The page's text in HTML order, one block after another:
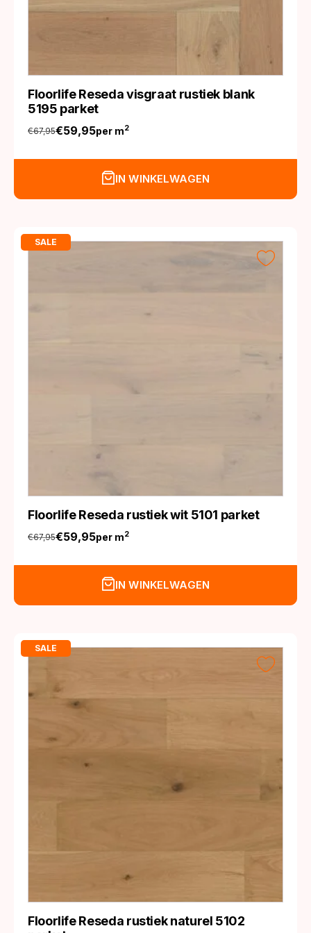
Floorlife Reseda visgraat rustiek blank
5195 parket
€67,95
Oorspronkelijke
prijs
€59,95
Huidige
prijs
per m2
IN WINKELWAGEN
SALE
Floorlife Reseda rustiek wit 5101 parket
€67,95
Oorspronkelijke
prijs
€59,95
Huidige
prijs
per m2
IN WINKELWAGEN
SALE
Floorlife Reseda rustiek naturel 5102